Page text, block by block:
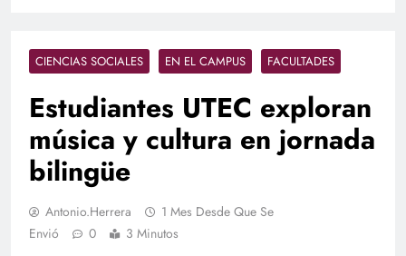
CIENCIAS SOCIALES EN EL CAMPUS FACULTADES
Estudiantes UTEC exploran
música y cultura en jornada
bilingüe
Antonio.herrera
1 Mes Desde Que Se
Envió
0 3 Minutos